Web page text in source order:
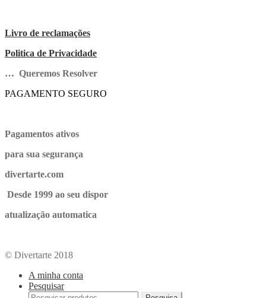
Livro de reclamações
Politica de Privacidade
… Queremos Resolver
PAGAMENTO SEGURO
Pagamentos ativos
para sua segurança
divertarte.com
Desde 1999 ao seu dispor
atualização automatica
© Divertarte 2018
A minha conta
Pesquisar